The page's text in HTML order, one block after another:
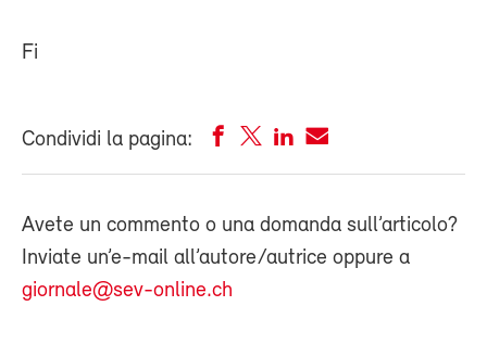
Fi
Condividi la pagina:
Avete un commento o una domanda sull’articolo?
Inviate un’e-mail all’autore/autrice oppure a
giornale@sev-online.ch